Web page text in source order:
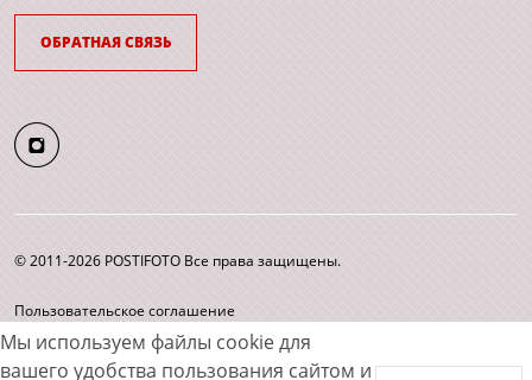
Мы используем файлы cookie для
вашего удобства пользования сайтом и
ОБРАТНАЯ СВЯЗЬ
© 2011-2026 POSTIFOTO Все права защищены.
Пользовательское соглашение
Согласие на обработку персональных данных
Карта сайта